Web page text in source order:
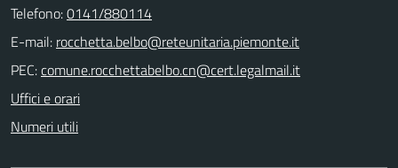
Telefono:0141/880114
E-mail:
PEC:
Uffici e orari
Numeri utili